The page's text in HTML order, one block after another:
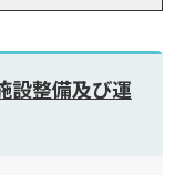
設整備及び運